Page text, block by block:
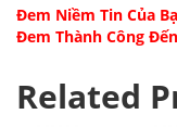
Đem Niềm Tin Của
Đem Thành Công
Related